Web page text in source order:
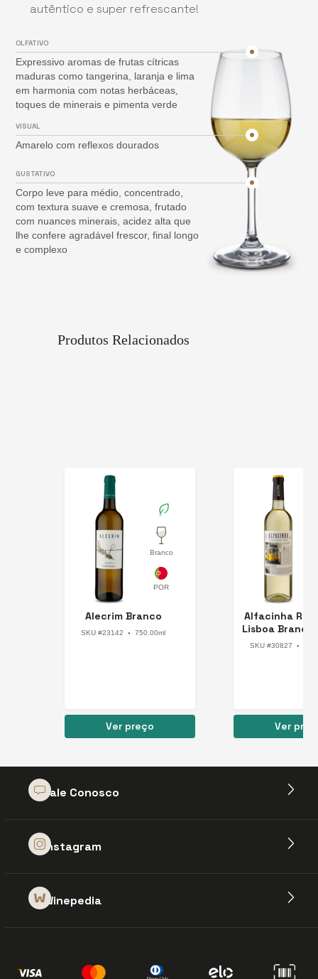
autêntico e super refrescante!
OLFATIVO
Expressivo aromas de frutas cítricas
maduras como tangerina, laranja e lima
em harmonia com notas herbáceas,
toques de minerais e pimenta verde
VISUAL
Amarelo com reflexos dourados
GUSTATIVO
Corpo leve para médio, concentrado,
com textura suave e cremosa, frutado
com nuances minerais, acidez alta que
lhe confere agradável frescor, final longo
e complexo
Produtos Relacionados
Branco
Alecrim Branco
SKU #23142 ● 750.00ml
Ver preço
Alfacinha
Lisboa Branco
SKU #30827 ●
Ver
Portugal
Fale Conosco
Instagram
Winepedia